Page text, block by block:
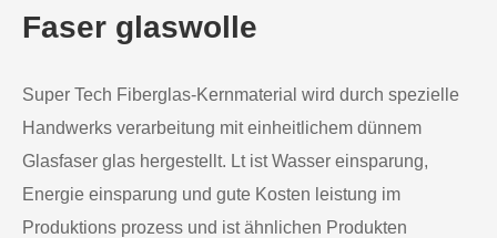
Faser glaswolle
Super Tech Fiberglas-Kernmaterial wird durch spezielle
Handwerks verarbeitung mit einheitlichem dünnem
Glasfaser glas hergestellt. Lt ist Wasser einsparung,
Energie einsparung und gute Kosten leistung im
Produktions prozess und ist ähnlichen Produkten